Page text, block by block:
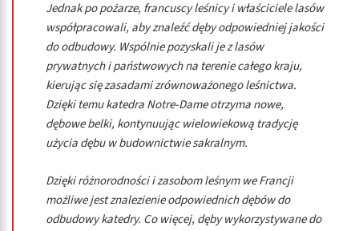
Jednak po pożarze, francuscy leśnicy i właściciele lasów
współpracowali, aby znaleźć dęby odpowiedniej jakości
do odbudowy. Wspólnie pozyskali je z lasów
prywatnych i państwowych na terenie całego kraju,
kierując się zasadami zrównoważonego leśnictwa.
Dzięki temu katedra Notre-Dame otrzyma nowe,
dębowe belki, kontynuując wielowiekową tradycję
użycia dębu w budownictwie sakralnym.
Dzięki różnorodności i zasobom leśnym we Francji
możliwe jest znalezienie odpowiednich dębów do
odbudowy katedry. Co więcej, dęby wykorzystywane do